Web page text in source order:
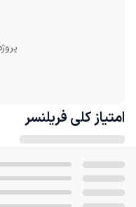
امتیاز کلی فریلنسر